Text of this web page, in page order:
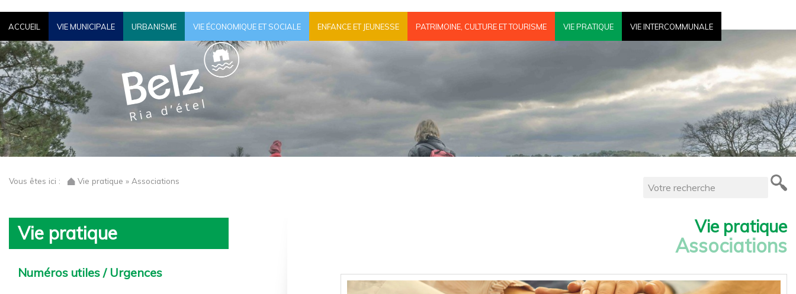
ACCUEIL VIE MUNICIPALE URBANISME VIE ÉCONOMIQUE ET SOCIALE ENFANCE ET JEUNESSE PATRIMOINE, CULTURE ET TOURISME VIE PRATIQUE VIE INTERCOMMUNALE
Vous êtes ici : Vie pratique » Associations
Vie pratique
Numéros utiles / Urgences
Vie pratique
Associations